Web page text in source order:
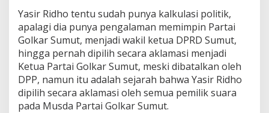
Yasir Ridho tentu sudah punya kalkulasi politik,
apalagi dia punya pengalaman memimpin Partai
Golkar Sumut, menjadi wakil ketua DPRD Sumut,
hingga pernah dipilih secara aklamasi menjadi
Ketua Partai Golkar Sumut, meski dibatalkan oleh
DPP, namun itu adalah sejarah bahwa Yasir Ridho
dipilih secara aklamasi oleh semua pemilik suara
pada Musda Partai Golkar Sumut.